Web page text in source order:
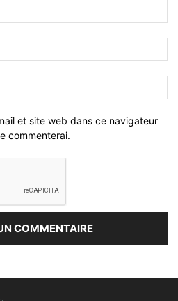
et site web dans ce navigateur
commenterai.